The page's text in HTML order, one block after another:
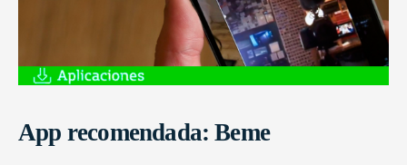
App recomendada: Beme